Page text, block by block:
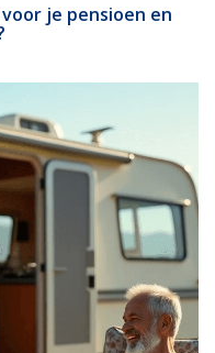
je pensioen en